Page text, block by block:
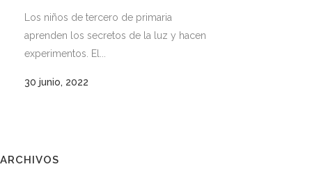
Los niños de tercero de primaria
aprenden los secretos de la luz y hacen
experimentos. El...
30 junio, 2022
ARCHIVOS